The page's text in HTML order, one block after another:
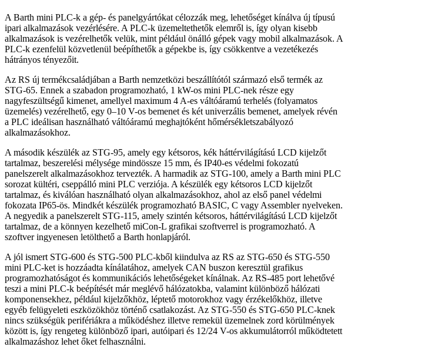
A Barth mini PLC-k a gép- és panelgyártókat célozzák meg, lehetőséget kínálva új típusú
ipari alkalmazások vezérlésére. A PLC-k üzemeltethetők elemről is, így olyan kisebb
alkalmazások is vezérelhetők velük, mint például önálló gépek vagy mobil alkalmazások. A
PLC-k ezenfelül közvetlenül beépíthetők a gépekbe is, így csökkentve a vezetékezés
hátrányos tényezőit.
Az RS új termékcsaládjában a Barth nemzetközi beszállítótól származó első termék az
STG-65. Ennek a szabadon programozható, 1 kW-os mini PLC-nek része egy
nagyfeszültségű kimenet, amellyel maximum 4 A-es váltóáramú terhelés (folyamatos
üzemelés) vezérelhető, egy 0–10 V-os bemenet és két univerzális bemenet, amelyek révén
a PLC ideálisan használható váltóáramú meghajtóként hőmérsékletszabályozó
alkalmazásokhoz.
A második készülék az STG-95, amely egy kétsoros, kék háttérvilágítású LCD kijelzőt
tartalmaz, beszerelési mélysége mindössze 15 mm, és IP40-es védelmi fokozatú
panelszerelt alkalmazásokhoz tervezték. A harmadik az STG-100, amely a Barth mini PLC
sorozat kültéri, cseppálló mini PLC verziója. A készülék egy kétsoros LCD kijelzőt
tartalmaz, és kiválóan használható olyan alkalmazásokhoz, ahol az első panel védelmi
fokozata IP65-ös. Mindkét készülék programozható BASIC, C vagy Assembler nyelveken.
A negyedik a panelszerelt STG-115, amely szintén kétsoros, háttérvilágítású LCD kijelzőt
tartalmaz, de a könnyen kezelhető miCon-L grafikai szoftverrel is programozható. A
szoftver ingyenesen letölthető a Barth honlapjáról.
A jól ismert STG-600 és STG-500 PLC-kből kiindulva az RS az STG-650 és STG-550
mini PLC-ket is hozzáadta kínálatához, amelyek CAN buszon keresztül grafikus
programozhatóságot és kommunikációs lehetőségeket kínálnak. Az RS-485 port lehetővé
teszi a mini PLC-k beépítését már meglévő hálózatokba, valamint különböző hálózati
komponensekhez, például kijelzőkhöz, léptető motorokhoz vagy érzékelőkhöz, illetve
egyéb felügyeleti eszközökhöz történő csatlakozást. Az STG-550 és STG-650 PLC-knek
nincs szükségük perifériákra a működéshez illetve remekül üzemelnek zord körülmények
között is, így rengeteg különböző ipari, autóipari és 12/24 V-os akkumulátorról működtetett
alkalmazáshoz lehet őket felhasználni.